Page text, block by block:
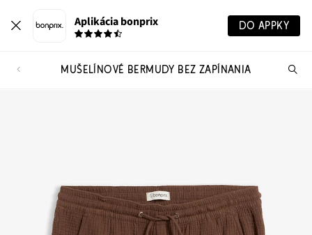
Aplikácia bonprix DO APPKY
MUŠELÍNOVÉ BERMUDY BEZ ZAPÍNANIA